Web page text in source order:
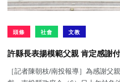
頭條 社會 文教
許縣長表揚模範父親 肯定感謝
［記者陳朝枝/南投報導］為感謝父